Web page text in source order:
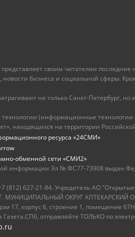
своим читателям
бизнеса и социальной сферы.
не только Санкт-Петербург,
(информационные
находящихся на территории
ресурса «24СМИ»
обменной сети «СМИ2»
информации Эл № ФС77-73908 выдан
(812) 627-21-84. Учредитель АО
МУНИЦИПАЛЬНЫЙ ОКРУГ
17, корпус 6, строение 1, помещение 67Н
отправляйте ТОЛЬКО по